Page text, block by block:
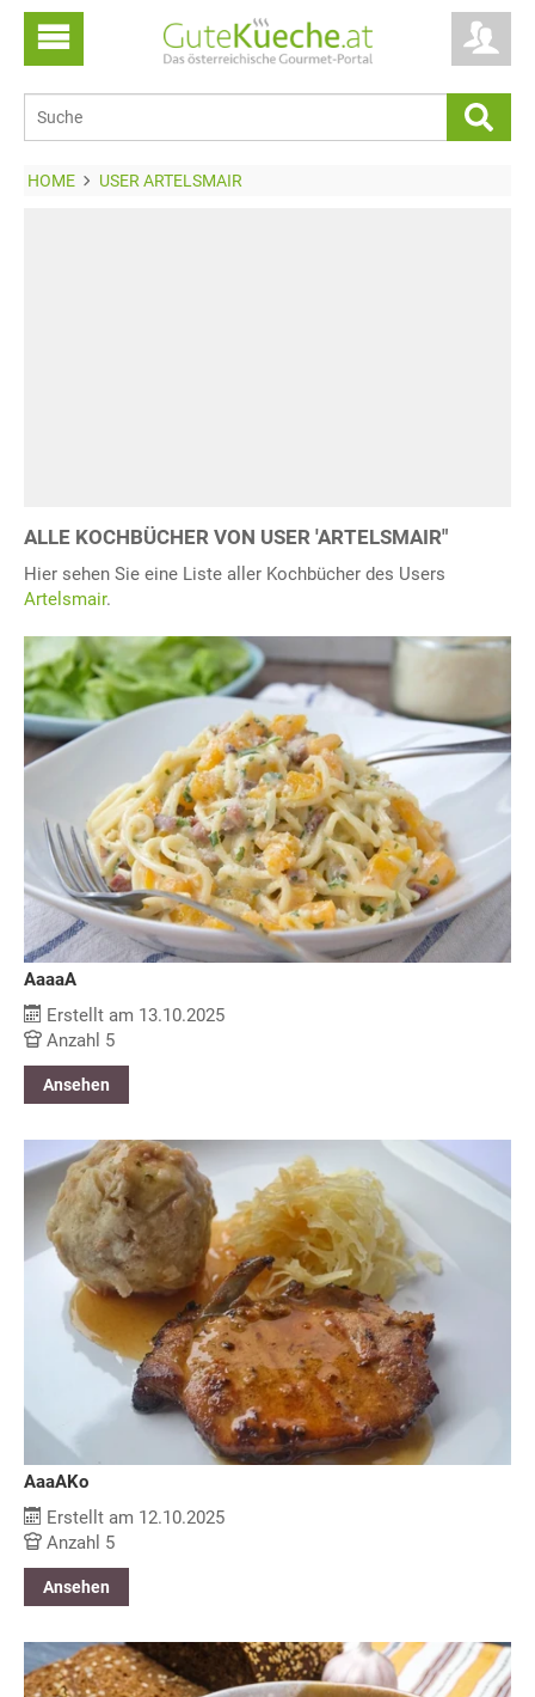
HOME USER ARTELSMAIR
ALLE KOCHBÜCHER VON USER 'ARTELSMAIR"
Hier sehen Sie eine Liste aller Kochbücher des Users
Artelsmair.
AaaaA
Erstellt am 13.10.2025
Anzahl 5
Ansehen
AaaAKo
Erstellt am 12.10.2025
Anzahl 5
Ansehen